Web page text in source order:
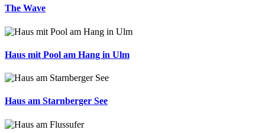
The Wave
Haus mit Pool am Hang in Ulm
Haus am Starnberger See